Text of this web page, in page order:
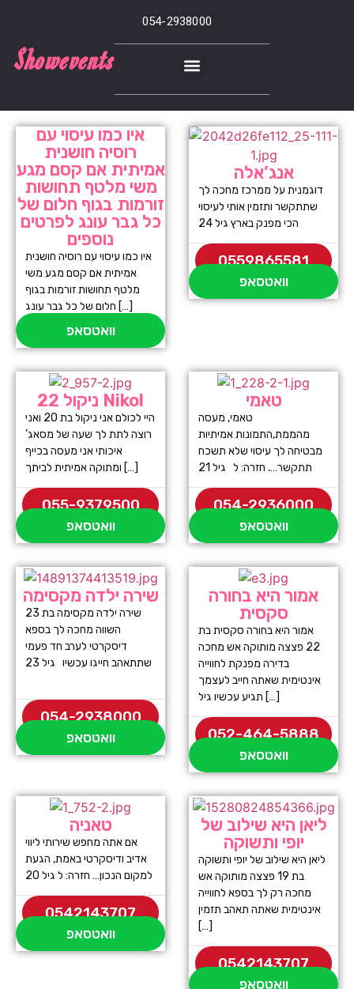
054-2938000
Showevents
איו כמו עיסוי עם
רוסיה חושנית
אמיתית אם קסם מגע
משי מלטף תחושות
זורמות בגוף חלום של
כל גבר עונג לפרטים
נוספים
איו כמו עיסוי עם רוסיה חושנית
אמיתית אם קסם מגע משי
מלטף תחושות זורמות בגוף
חלום של כל גבר עונג […]
וואטסאפ
אנג’אלה
דוגמנית על ממרכז מחכה לך
שתתקשר ותזמין אותי לעיסוי
הכי מפנק בארץ גיל 24
0559865581
וואטסאפ
ניקול 22 Nikol
היי לכולם אני ניקול בת 20 ואני
רוצה לתת לך שעה של מסאג’
איכותי אני מעסה בכייף
ומתוקה אמיתית לביתך […]
055-9379500
וואטסאפ
טאמי
טאמי, מעסה
מהממת,התמונות אמיתיות
מבטיחה לך עיסוי שלא תשכח
054-2936000
וואטסאפ
שירה ילדה מקסימה
שירה ילדה מקסימה בת 23
השווה מחכה לך בספא
דיסקרטי לערב חד פעמי
שתתאהב חייגו עכשיו גיל 23
054-2938000
וואטסאפ
אמור היא בחורה
סקסית
אמור היא בחורה סקסית בת
22 פצצה מותוקה אש מחכה
בדירה מפנקת לחווייה
אינטימית שאתה חייב לעצמך
תגיע עכשיו גיל […]
052-464-5888
וואטסאפ
טאניה
אם אתה מחפש שירותי ליווי
אדיב ודיסקרטי באמת, הגעת
למקום הנכון… חזרה: ל גיל 20
0542143707
וואטסאפ
ליאן היא שילוב של
יופי ותשוקה
ליאן היא שילוב של יופי ותשוקה
בת 19 פצצה מותוקה אש
מחכה רק לך בספא לחווייה
אינטימית שאתה תאהב תזמין
[…]
0542143707
וואטסאפ